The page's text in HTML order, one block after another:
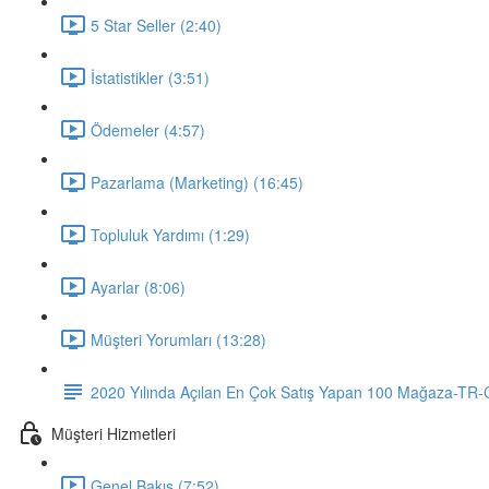
5 Star Seller (2:40)
İstatistikler (3:51)
Ödemeler (4:57)
Pazarlama (Marketing) (16:45)
Topluluk Yardımı (1:29)
Ayarlar (8:06)
Müşteri Yorumları (13:28)
2020 Yılında Açılan En Çok Satış Yapan 100 Mağaza-
Müşteri Hizmetleri